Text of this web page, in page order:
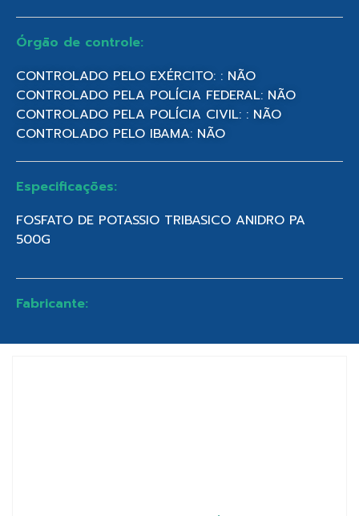
Órgão de controle:
CONTROLADO PELO EXÉRCITO: : NÃO
CONTROLADO PELA POLÍCIA FEDERAL: NÃO
CONTROLADO PELA POLÍCIA CIVIL: : NÃO
CONTROLADO PELO IBAMA: NÃO
Especificações:
FOSFATO DE POTASSIO TRIBASICO ANIDRO PA
500G
Fabricante: